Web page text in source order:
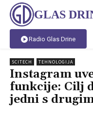
GLAS
Radio Glas Drine
SCITECH TEHNOLOGIJA
Instagram
funkcije: Cilj
jedni s